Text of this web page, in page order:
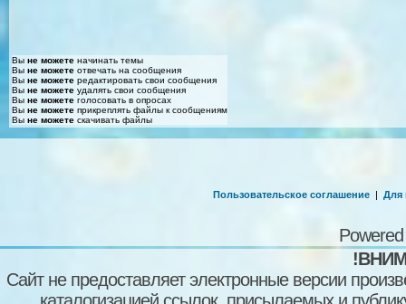
Вы не можете начинать темы
Вы не можете отвечать на сообщения
Вы не можете редактировать свои сообщения
Вы не можете удалять свои сообщения
Вы не можете голосовать в опросах
Вы не можете прикреплять файлы к сообщениям
Вы не можете скачивать файлы
Пользовательское соглашение | Для
Сайт не предоставляет электронные версии
каталогизацией ссылок, присылаемых и